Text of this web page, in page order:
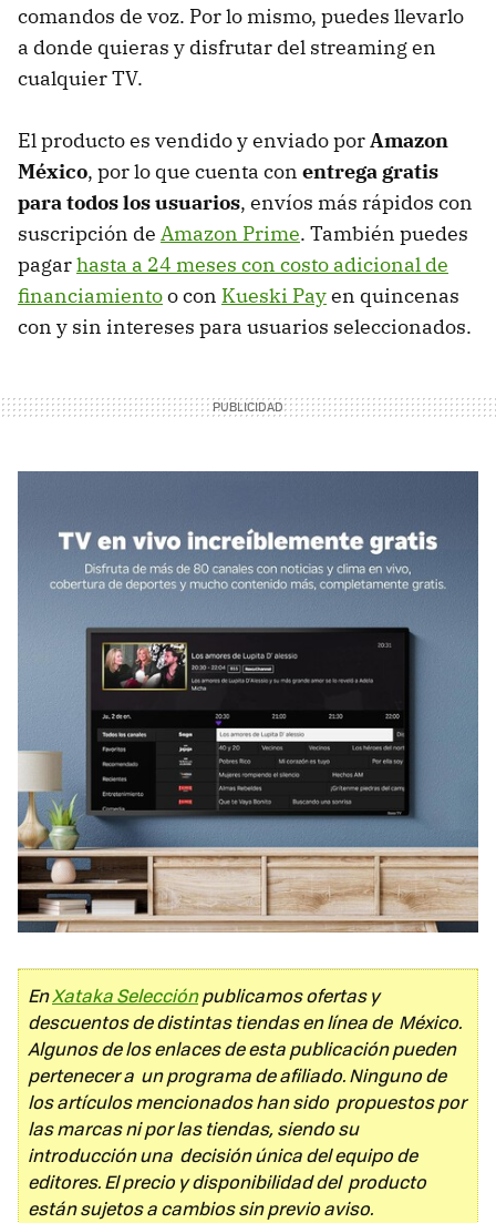
comandos de voz. Por lo mismo, puedes llevarlo
a donde quieras y disfrutar del streaming en
cualquier TV.
El producto es vendido y enviado porAmazon
México, por lo que cuenta con entrega gratis
para todos los usuarios, envíos más rápidos con
suscripción de Amazon Prime. También puedes
pagarhasta a 24 meses con costo adicional de
financiamientoo con Kueski Payen quincenas
con y sin intereses para usuarios seleccionados.
EnXataka Selecciónpublicamos ofertas y
descuentos de distintas tiendas en línea de México.
Algunos de los enlaces de esta publicación pueden
pertenecer a un programa de afiliado. Ninguno de
los artículos mencionados han sido propuestos por
las marcas ni por las tiendas, siendo su
introducción una decisión única del equipo de
editores. El precio y disponibilidad del producto
están sujetos a cambios sin previo aviso.